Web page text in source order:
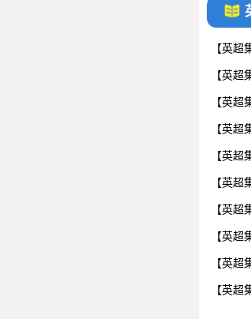
【英
【英
【英
【英
【英
【英
【英
【英
【英
【英